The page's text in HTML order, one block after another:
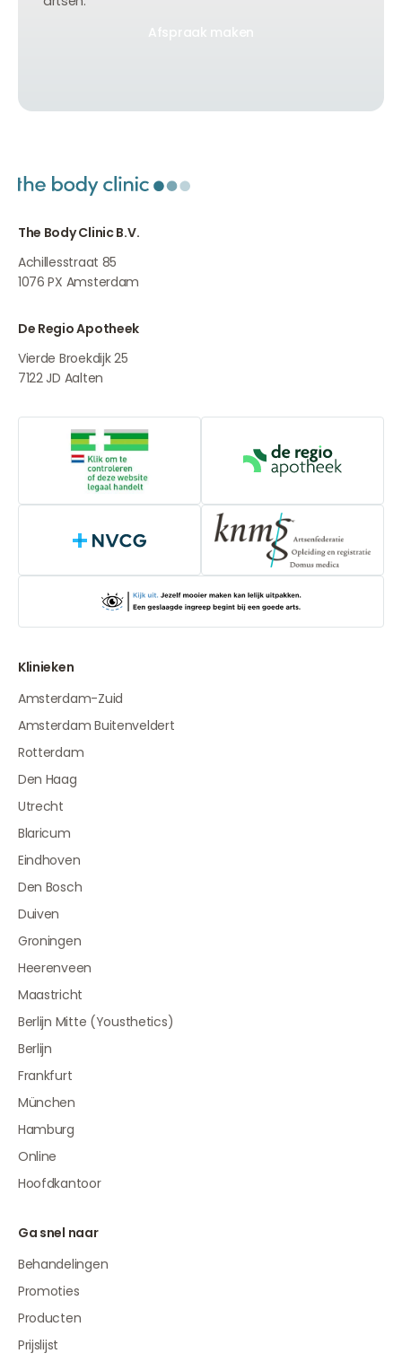
Afspraak maken
The Body Clinic B.V.
Achillesstraat 85
1076 PX Amsterdam
De Regio Apotheek
Vierde Broekdijk 25
7122 JD Aalten
Online aanbieders medicijnenDe Regio
NVCG
Klinieken
Amsterdam-Zuid
Amsterdam Buitenveldert
Rotterdam
Den Haag
Utrecht
Blaricum
Eindhoven
Den Bosch
Duiven
Groningen
Heerenveen
Maastricht
Berlijn Mitte (Yousthetics)
Berlijn
Frankfurt
München
Hamburg
Online
Hoofdkantoor
Ga snel naar
Behandelingen
Promoties
Producten
Prijslijst